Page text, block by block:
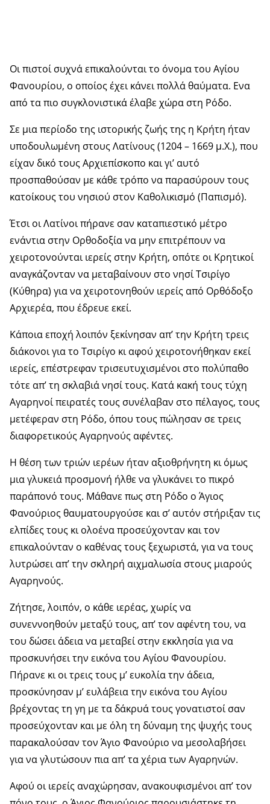
Οι πιστοί συχνά επικαλούνται το όνομα του Αγίου
Φανουρίου, ο οποίος έχει κάνει πολλά θαύματα. Ενα
από τα πιο συγκλονιστικά έλαβε χώρα στη Ρόδο.
Σε μια περίοδο της ιστορικής ζωής της η Κρήτη ήταν
υποδουλωμένη στους Λατίνους (1204 – 1669 μ.Χ.), που
είχαν δικό τους Αρ­χιεπίσκοπο και γι’ αυτό
προσπαθούσαν με κάθε τρόπο να παρασύρουν τους
κατοίκους του νησιού στον Καθολικισμό (Παπισμό).
Έτσι οι Λατίνοι πήρανε σαν καταπιεστι­κό μέτρο
ενάντια στην Ορθοδοξία να μην επιτρέπουν να
χειροτονούνται ιερείς στην Κρήτη, οπότε οι Κρητικοί
αναγκάζονταν να μεταβαίνουν στο νησί Τσιρίγο
(Κύθηρα) για να χειροτονηθούν ιερείς από Ορθόδοξο
Αρχιερέα, που έδρευε εκεί.
Κάποια εποχή λοιπόν ξεκίνησαν απ’ την Κρήτη τρεις
διάκονοι για το Τσιρίγο κι αφού χειροτονήθηκαν εκεί
ιερείς, επέστρεφαν τρισευτυχισμένοι στο πολύπαθο
τότε απ’ τη σκλαβιά νησί τους. Κατά κακή τους τύχη
Αγαρηνοί πειρατές τους συνέλαβαν στο πέ­λαγος, τους
μετέφεραν στη Ρόδο, όπου τους πώλησαν σε τρεις
διαφορετικούς Αγαρηνούς αφέντες.
Η θέση των τριών ιερέων ήταν αξιοθρή­νητη κι όμως
μια γλυκειά προσμονή ήλθε να γλυκάνει το πικρό
παράπονό τους. Μάθα­νε πως στη Ρόδο ο Άγιος
Φανούριος θαυματουργούσε και σ’ αυτόν στήριξαν τις
ελ­πίδες τους κι ολοένα προσεύχονταν και τον
επικαλούνταν ο καθένας τους ξεχωριστά, για να τους
λυτρώσει απ’ την σκληρή αιχ­μαλωσία στους μιαρούς
Αγαρηνούς.
Ζήτησε, λοιπόν, ο κάθε ιερέας, χωρίς να
συνεννοηθούν μεταξύ τους, απ’ τον αφέν­τη του, να
του δώσει άδεια να μεταβεί στην εκκλησία για να
προσκυνήσει την εικόνα του Αγίου Φανουρίου.
Πήρανε κι οι τρεις τους μ’ ευκολία την άδεια,
προσκύνησαν μ’ ευ­λάβεια την εικόνα του Αγίου
βρέχοντας τη γη με τα δάκρυά τους γονατιστοί σαν
προ­σεύχονταν και με όλη τη δύναμη της ψυχής τους
παρακαλούσαν τον Άγιο Φανούριο να μεσολαβήσει
για να γλυτώσουν πια απ’ τα χέρια των Αγαρηνών.
Αφού οι ιερείς αναχώρησαν, ανακουφι­σμένοι απ’ τον